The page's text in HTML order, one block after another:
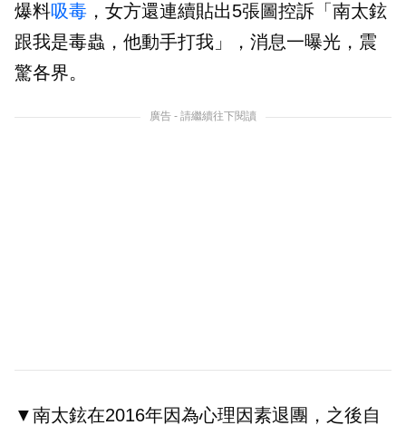
爆料吸毒 ，女方還連續貼出5張圖控訴「南太鉉
跟我是毒蟲，他動手打我」，消息一曝光，震
驚各界。
廣告 - 請繼續往下閱讀
▼南太鉉在2016年因為心理因素退團，之後自